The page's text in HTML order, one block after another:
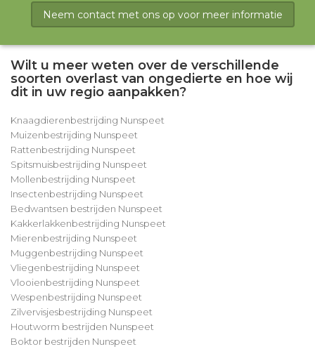
Neem contact met ons op voor meer informatie
Wilt u meer weten over de verschillende
soorten overlast van ongedierte en hoe wij
dit in uw regio aanpakken?
Knaagdierenbestrijding Nunspeet
Muizenbestrijding Nunspeet
Rattenbestrijding Nunspeet
Spitsmuisbestrijding Nunspeet
Mollenbestrijding Nunspeet
Insectenbestrijding Nunspeet
Bedwantsen bestrijden Nunspeet
Kakkerlakkenbestrijding Nunspeet
Mierenbestrijding Nunspeet
Muggenbestrijding Nunspeet
Vliegenbestrijding Nunspeet
Vlooienbestrijding Nunspeet
Wespenbestrijding Nunspeet
Zilvervisjesbestrijding Nunspeet
Houtworm bestrijden Nunspeet
Boktor bestrijden Nunspeet